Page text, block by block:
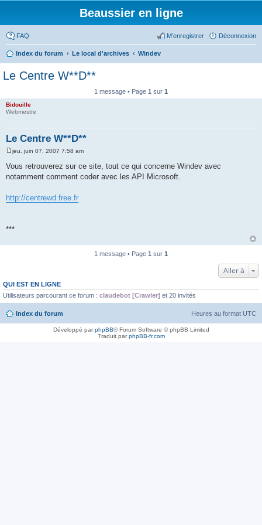
Beaussier en ligne
FAQ Déconnexion
M’enregistrer
Index du forum Le local d'archives Windev
Le Centre W**D**
1 message • Page 1 sur 1
Bidouille
Webmestre
Le Centre W**D**
M
s
s
e
jeu. juin 07, 2007 7:58 am
Vous retrouverez sur ce site, tout ce qui concerne Windev avec
notamment comment coder avec les API Microsoft.
http://centrewd.free.fr
***
1 message • Page 1 sur 1
Aller à
QUI EST EN LIGNE
Utilisateurs parcourant ce forum : claudebot [Crawler] et 20 invités
Index du forum Heures au format UTC
Développé parphpBB® Forum Software © phpBB Limited
Traduit parphpBB-fr.com